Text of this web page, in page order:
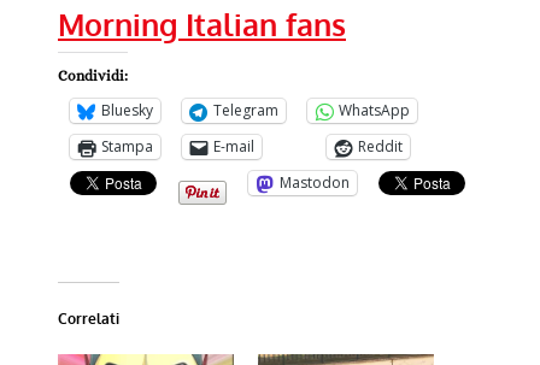
Morning Italian fans
Condividi:
Bluesky Telegram
WhatsApp
Stampa
E-mail
Reddit
Mastodon
Correlati